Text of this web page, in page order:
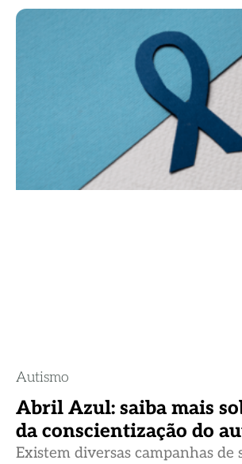
Autismo
Abril Azul: saiba mais
da conscientização do
Existem diversas campanhas de